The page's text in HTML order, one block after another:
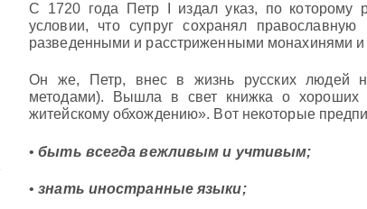
С 1720 года Петр I издал указ, по которому
условии, что супруг сохранял
разведенными и расстриженными монахинями
Он же, Петр, внес в жизнь русских людей
методами). Вышла в свет книжка о хороших
житейскому обхождению». Вот некоторые
•быть всегда вежливым и учтивым;
•знать иностранные языки;